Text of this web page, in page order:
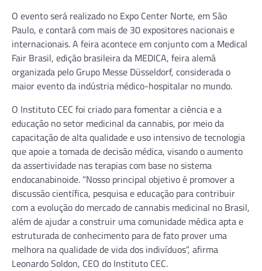
O evento será realizado no Expo Center Norte, em São
Paulo, e contará com mais de 30 expositores nacionais e
internacionais. A feira acontece em conjunto com a Medical
Fair Brasil, edição brasileira da MEDICA, feira alemã
organizada pelo Grupo Messe Düsseldorf, considerada o
maior evento da indústria médico-hospitalar no mundo.
O Instituto CEC foi criado para fomentar a ciência e a
educação no setor medicinal da cannabis, por meio da
capacitação de alta qualidade e uso intensivo de tecnologia
que apoie a tomada de decisão médica, visando o aumento
da assertividade nas terapias com base no sistema
endocanabinoide. “Nosso principal objetivo é promover a
discussão científica, pesquisa e educação para contribuir
com a evolução do mercado de cannabis medicinal no Brasil,
além de ajudar a construir uma comunidade médica apta e
estruturada de conhecimento para de fato prover uma
melhora na qualidade de vida dos indivíduos”, afirma
Leonardo Soldon, CEO do Instituto CEC.